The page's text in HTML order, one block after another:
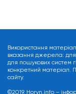
Використання
вказання джерела: для
для пошукових систем
конкретний матеріал.
сайту.
©2019. Horyn.info –